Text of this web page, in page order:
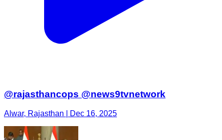
@rajasthancops @news9tvnetwork
Alwar, Rajasthan | Dec 16, 2025